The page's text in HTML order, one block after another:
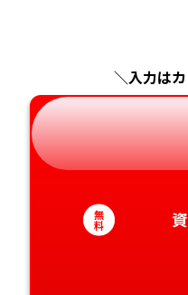
＼入力は
無
料